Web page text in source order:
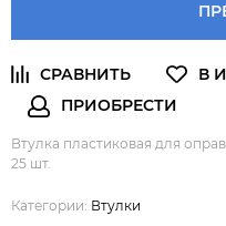
Втулка пластиковая для
25 шт.
Категории: Втулки